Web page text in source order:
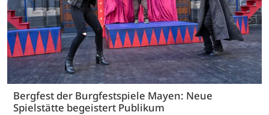
Bergfest der Burgfestspiele Mayen: Neue
Spielstätte begeistert Publikum